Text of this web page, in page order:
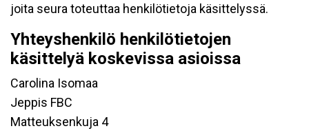
joita seura toteuttaa henkilötietoja käsittelyssä.
Yhteyshenkilö henkilötietojen
käsittelyä koskevissa asioissa
Carolina Isomaa
Jeppis FBC
Matteuksenkuja 4